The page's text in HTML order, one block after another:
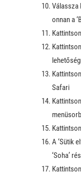
Válassza
onnan a
Safari
A ‘Sütik
‘Soha’